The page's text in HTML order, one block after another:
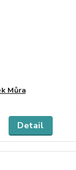
Můra
Detail